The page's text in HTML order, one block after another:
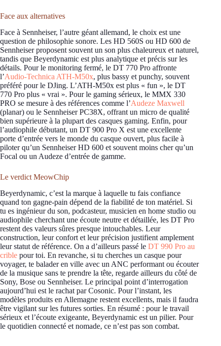
Face aux alternatives
Face à Sennheiser, l’autre géant allemand, le choix est une
question de philosophie sonore. Les HD 560S ou HD 600 de
Sennheiser proposent souvent un son plus chaleureux et naturel,
tandis que Beyerdynamic est plus analytique et précis sur les
détails. Pour le monitoring fermé, le DT 770 Pro affronte
l’Audio-Technica ATH-M50x, plus bassy et punchy, souvent
préféré pour le DJing. L’ATH-M50x est plus « fun », le DT
770 Pro plus « vrai ». Pour le gaming sérieux, le MMX 330
PRO se mesure à des références comme l’Audeze Maxwell
(planar) ou le Sennheiser PC38X, offrant un micro de qualité
bien supérieure à la plupart des casques gaming. Enfin, pour
l’audiophile débutant, un DT 900 Pro X est une excellente
porte d’entrée vers le monde du casque ouvert, plus facile à
piloter qu’un Sennheiser HD 600 et souvent moins cher qu’un
Focal ou un Audeze d’entrée de gamme.
Le verdict MeowChip
Beyerdynamic, c’est la marque à laquelle tu fais confiance
quand ton gagne-pain dépend de la fiabilité de ton matériel. Si
tu es ingénieur du son, podcasteur, musicien en home studio ou
audiophile cherchant une écoute neutre et détaillée, les DT Pro
restent des valeurs sûres presque intouchables. Leur
construction, leur confort et leur précision justifient amplement
leur statut de référence. On a d’ailleurs passé le DT 990 Pro au
crible pour toi. En revanche, si tu cherches un casque pour
voyager, te balader en ville avec un ANC performant ou écouter
de la musique sans te prendre la tête, regarde ailleurs du côté de
Sony, Bose ou Sennheiser. Le principal point d’interrogation
aujourd’hui est le rachat par Cosonic. Pour l’instant, les
modèles produits en Allemagne restent excellents, mais il faudra
être vigilant sur les futures sorties. En résumé : pour le travail
sérieux et l’écoute exigeante, Beyerdynamic est un pilier. Pour
le quotidien connecté et nomade, ce n’est pas son combat.